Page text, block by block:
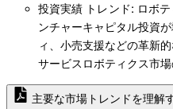
投資実績 トレンド: ロボ
ンチャーキャピタル投資
ィ、小売支援などの革新
サービスロボティクス市
主要な市場トレンドを理解